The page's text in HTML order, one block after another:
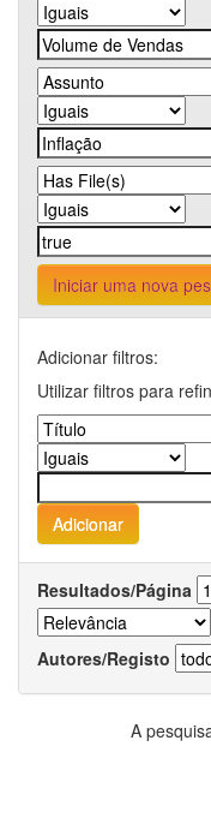
Iniciar uma nova
Adicionar filtros:
Utilizar filtros para
Resultados/Página
Autores/Registo
A